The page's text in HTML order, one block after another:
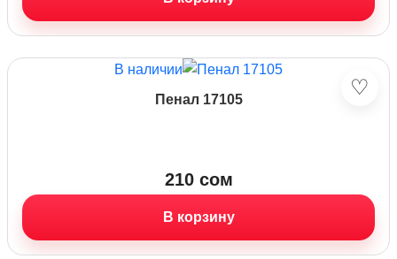
В наличии
♡
Пенал 17105
210 сом
В корзину